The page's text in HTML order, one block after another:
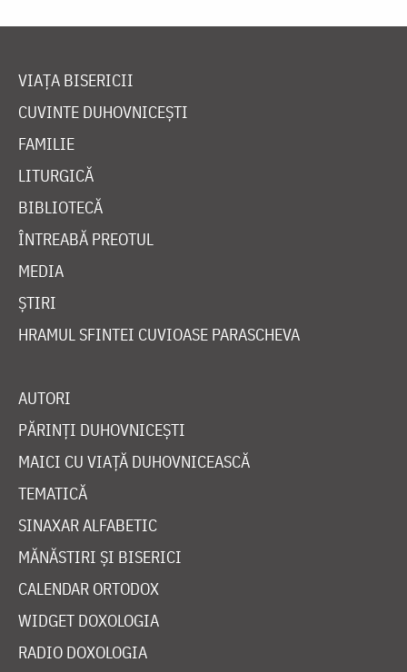
VIAȚA BISERICII
CUVINTE DUHOVNICEȘTI
FAMILIE
LITURGICĂ
BIBLIOTECĂ
ÎNTREABĂ PREOTUL
MEDIA
ȘTIRI
HRAMUL SFINTEI CUVIOASE PARASCHEVA
AUTORI
PĂRINȚI DUHOVNICEȘTI
MAICI CU VIAȚĂ DUHOVNICEASCĂ
TEMATICĂ
SINAXAR ALFABETIC
MĂNĂSTIRI ȘI BISERICI
CALENDAR ORTODOX
WIDGET DOXOLOGIA
RADIO DOXOLOGIA